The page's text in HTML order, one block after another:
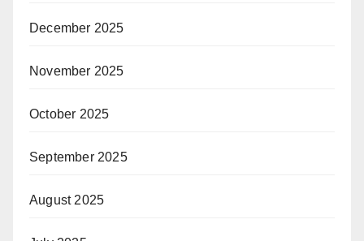
December 2025
November 2025
October 2025
September 2025
August 2025